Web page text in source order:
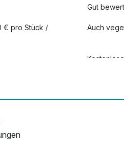
Gut
€ pro Stück /
Auch